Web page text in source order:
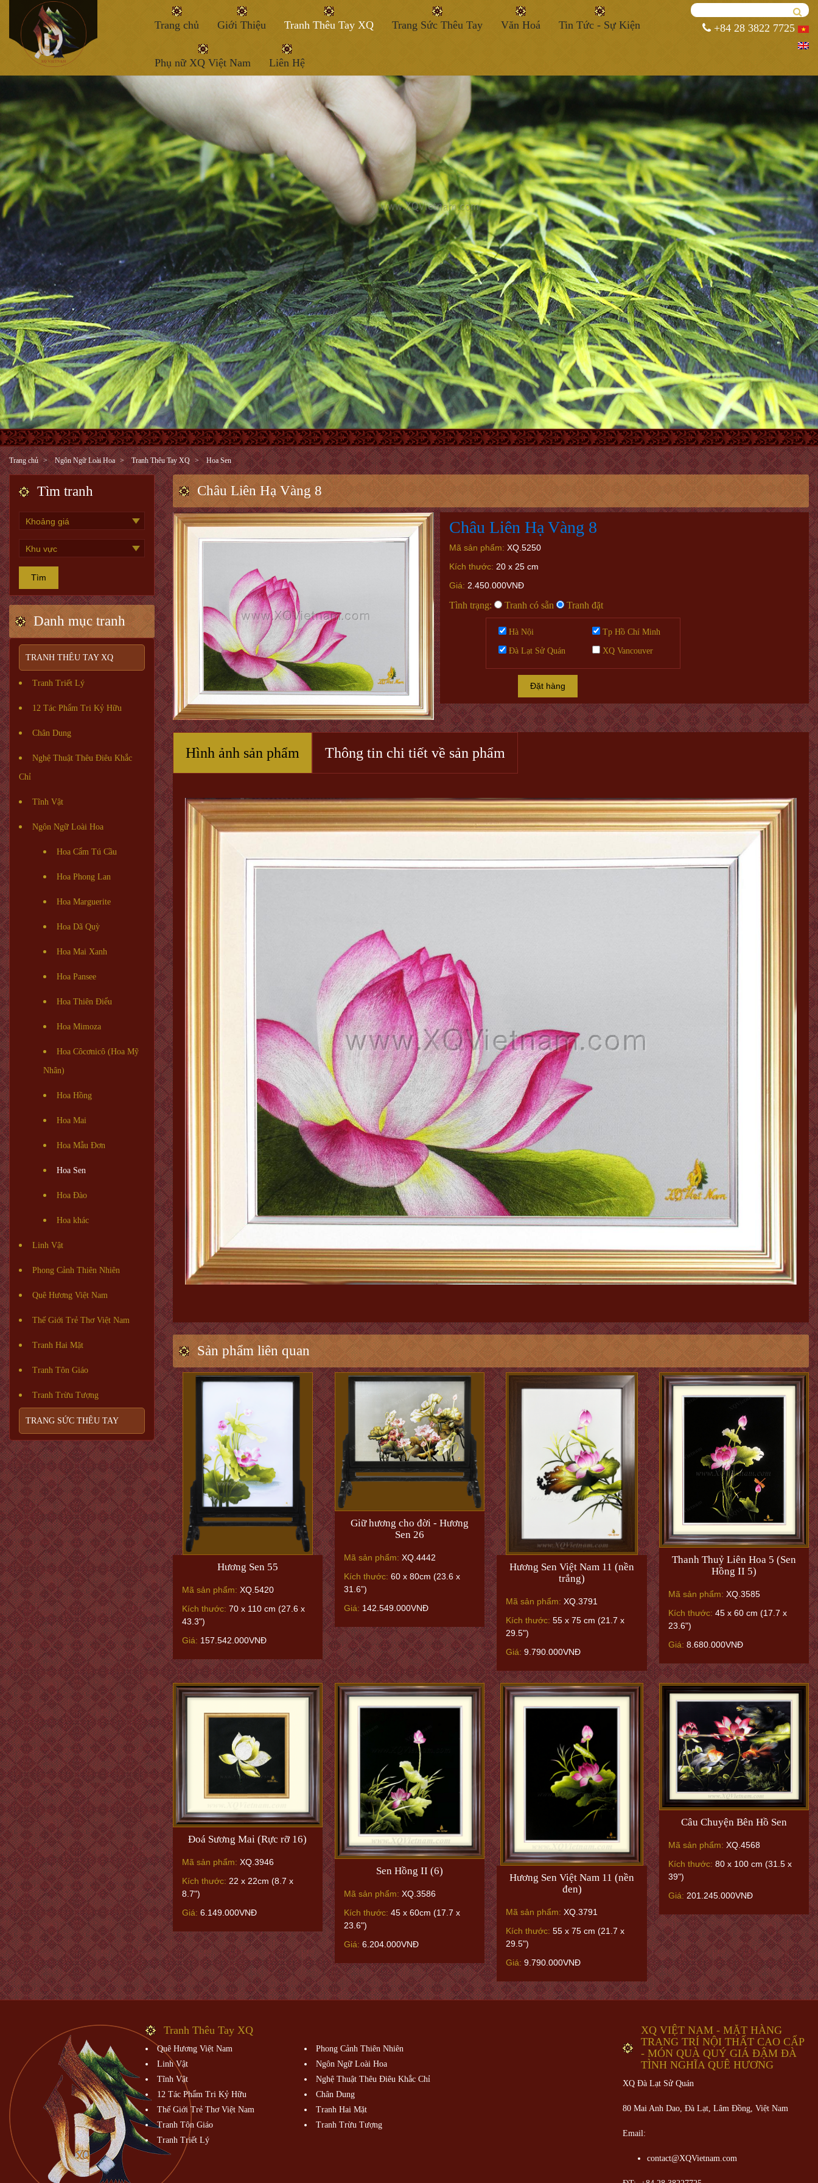
Trang chủ Giới Thiệu Tranh Thêu Tay XQ Trang Sức Thêu Tay Văn Hoá Tin Tức - Sự Kiện
Phụ nữ XQ Việt Nam Liên Hệ
+84 28 3822 7725
Trang chủ Ngôn Ngữ Loài Hoa Tranh Thêu Tay XQ Hoa Sen
Tìm tranh
Tìm
Danh mục tranh
TRANH THÊU TAY XQ
Tranh Triết Lý
12 Tác Phẩm Tri Kỷ Hữu
Chân Dung
Nghệ Thuật Thêu Điêu Khắc
Chỉ
Tĩnh Vật
Ngôn Ngữ Loài Hoa
Hoa Cẩm Tú Cầu
Hoa Phong Lan
Hoa Marguerite
Hoa Dã Quỳ
Hoa Mai Xanh
Hoa Pansee
Hoa Thiên Điểu
Hoa Mimoza
Hoa Côcơnicô (Hoa Mỹ
Nhân)
Hoa Hồng
Hoa Mai
Hoa Mẫu Đơn
Hoa Sen
Hoa Đào
Hoa khác
Linh Vật
Phong Cảnh Thiên Nhiên
Quê Hương Việt Nam
Thế Giới Trẻ Thơ Việt Nam
Tranh Hai Mặt
Tranh Tôn Giáo
Tranh Trừu Tượng
TRANG SỨC THÊU TAY
Châu Liên Hạ Vàng 8
Châu Liên Hạ Vàng 8
Mã sản phẩm: XQ.5250
Kích thước: 20 x 25 cm
Giá: 2.450.000VNĐ
Tình trạng: Tranh có sẵn Tranh đặt
Hà Nội Tp Hồ Chí Minh
Đà Lạt Sử Quán XQ Vancouver
Đặt hàng
Hình ảnh sản phẩm Thông tin chi tiết về sản phẩm
Sản phẩm liên quan
Hương Sen 55
Mã sản phẩm: XQ.5420
Kích thước: 70 x 110 cm (27.6 x
43.3")
Giá: 157.542.000VNĐ
Giữ hương cho đời - Hương
Sen 26
Mã sản phẩm: XQ.4442
Kích thước: 60 x 80cm (23.6 x
31.6”)
Giá: 142.549.000VNĐ
Hương Sen Việt Nam 11 (nền
trắng)
Mã sản phẩm: XQ.3791
Kích thước: 55 x 75 cm (21.7 x
29.5")
Giá: 9.790.000VNĐ
Thanh Thuỷ Liên Hoa 5 (Sen
Hồng II 5)
Mã sản phẩm: XQ.3585
Kích thước: 45 x 60 cm (17.7 x
23.6")
Giá: 8.680.000VNĐ
Đoá Sương Mai (Rực rỡ 16)
Mã sản phẩm: XQ.3946
Kích thước: 22 x 22cm (8.7 x
8.7")
Giá: 6.149.000VNĐ
Sen Hồng II (6)
Mã sản phẩm: XQ.3586
Kích thước: 45 x 60cm (17.7 x
23.6")
Giá: 6.204.000VNĐ
Hương Sen Việt Nam 11 (nền
đen)
Mã sản phẩm: XQ.3791
Kích thước: 55 x 75 cm (21.7 x
29.5")
Giá: 9.790.000VNĐ
Câu Chuyện Bên Hồ Sen
Mã sản phẩm: XQ.4568
Kích thước: 80 x 100 cm (31.5 x
39")
Giá: 201.245.000VNĐ
Tranh Thêu Tay XQ
Quê Hương Việt Nam
Phong Cảnh Thiên Nhiên
Linh Vật
Ngôn Ngữ Loài Hoa
Tĩnh Vật
Nghệ Thuật Thêu Điêu Khắc Chỉ
12 Tác Phẩm Tri Kỷ Hữu
Chân Dung
Thế Giới Trẻ Thơ Việt Nam
Tranh Hai Mặt
Tranh Tôn Giáo
Tranh Trừu Tượng
Tranh Triết Lý
XQ VIỆT NAM - MẶT HÀNG
TRANG TRÍ NỘI THẤT CAO CẤP
- MÓN QUÀ QUÝ GIÁ ĐẬM ĐÀ
TÌNH NGHĨA QUÊ HƯƠNG
XQ Đà Lạt Sử Quán
80 Mai Anh Dao, Đà Lạt, Lâm Đồng, Việt Nam
Email:
contact@XQVietnam.com